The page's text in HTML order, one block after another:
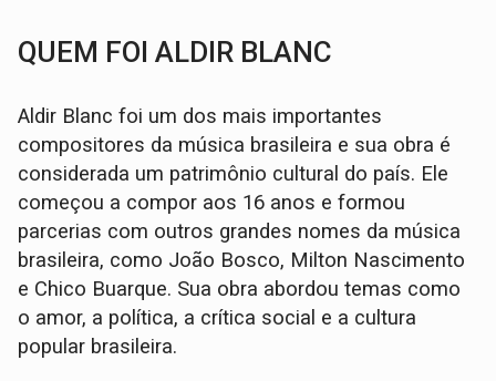
QUEM FOI ALDIR BLANC
Aldir Blanc foi um dos mais importantes
compositores da música brasileira e sua obra é
considerada um patrimônio cultural do país. Ele
começou a compor aos 16 anos e formou
parcerias com outros grandes nomes da música
brasileira, como João Bosco, Milton Nascimento
e Chico Buarque. Sua obra abordou temas como
o amor, a política, a crítica social e a cultura
popular brasileira.